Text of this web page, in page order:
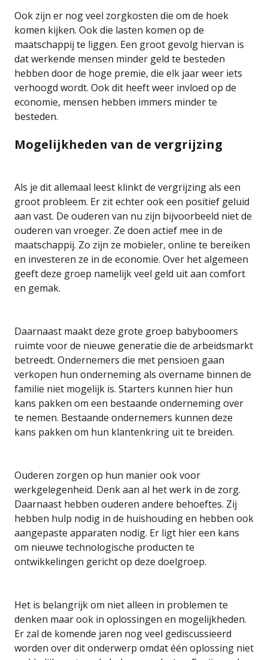
Ook zijn er nog veel zorgkosten die om de hoek
komen kijken. Ook die lasten komen op de
maatschappij te liggen. Een groot gevolg hiervan is
dat werkende mensen minder geld te besteden
hebben door de hoge premie, die elk jaar weer iets
verhoogd wordt. Ook dit heeft weer invloed op de
economie, mensen hebben immers minder te
besteden.
Mogelijkheden van de vergrijzing
Als je dit allemaal leest klinkt de vergrijzing als een
groot probleem. Er zit echter ook een positief geluid
aan vast. De ouderen van nu zijn bijvoorbeeld niet de
ouderen van vroeger. Ze doen actief mee in de
maatschappij. Zo zijn ze mobieler, online te bereiken
en investeren ze in de economie. Over het algemeen
geeft deze groep namelijk veel geld uit aan comfort
en gemak.
Daarnaast maakt deze grote groep babyboomers
ruimte voor de nieuwe generatie die de arbeidsmarkt
betreedt. Ondernemers die met pensioen gaan
verkopen hun onderneming als overname binnen de
familie niet mogelijk is. Starters kunnen hier hun
kans pakken om een bestaande onderneming over
te nemen. Bestaande ondernemers kunnen deze
kans pakken om hun klantenkring uit te breiden.
Ouderen zorgen op hun manier ook voor
werkgelegenheid. Denk aan al het werk in de zorg.
Daarnaast hebben ouderen andere behoeftes. Zij
hebben hulp nodig in de huishouding en hebben ook
aangepaste apparaten nodig. Er ligt hier een kans
om nieuwe technologische producten te
ontwikkelingen gericht op deze doelgroep.
Het is belangrijk om niet alleen in problemen te
denken maar ook in oplossingen en mogelijkheden.
Er zal de komende jaren nog veel gediscussieerd
worden over dit onderwerp omdat één oplossing niet